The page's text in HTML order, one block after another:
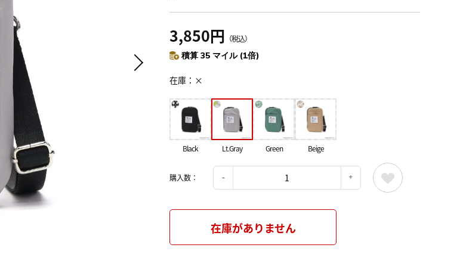
3,850円 （税込）
積算 35 マイル (1倍)
在庫 ×
Black Lt.Gray Green Beige
購入数：
在庫がありません